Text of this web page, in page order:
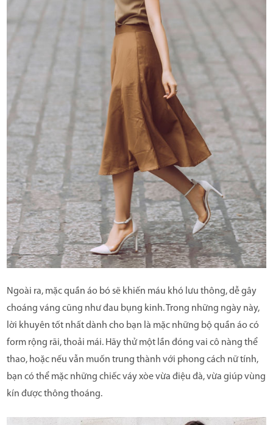
Ngoài ra, mặc quần áo bó sẽ khiến máu khó lưu thông, dễ gây
choáng váng cũng như đau bụng kinh. Trong những ngày này,
lời khuyên tốt nhất dành cho bạn là mặc những bộ quần áo có
form rộng rãi, thoải mái. Hãy thử một lần đóng vai cô nàng thể
thao, hoặc nếu vẫn muốn trung thành với phong cách nữ tính,
bạn có thể mặc những chiếc váy xòe vừa điệu đà, vừa giúp vùng
kín được thông thoáng.